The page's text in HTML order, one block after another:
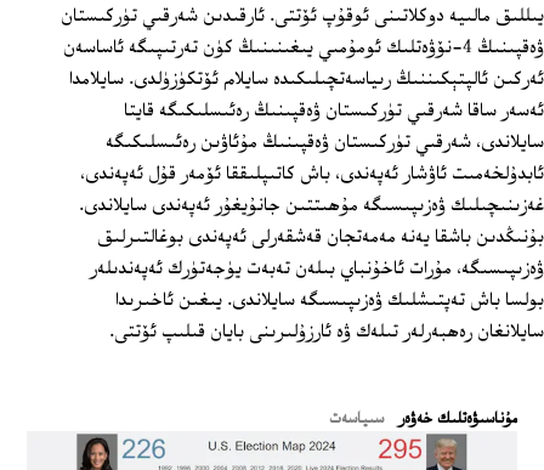
يىللىق مالىيە دوكلاتىنى ئوقۇپ ئۆتتى. ئارقىدىن شەرقىي تۈركىستان
ۋەقپىنىڭ 4-نۆۋەتلىك ئومۇمىي يىغىنىنىڭ كۈن تەرتىپىگە ئاساسەن
ئەركىن ئالپتېكىننىڭ رىياسەتچىلىكىدە سايلام ئۆتكۈزۈلدى. سايلامدا
ئەسەر ساقا شەرقىي تۈركىستان ۋەقپىنىڭ رەئىسلىكىگە قايتا
سايلاندى، شەرقىي تۈركىستان ۋەقپىنىڭ مۇئاۋىن رەئىسلىكىگە
ئابدۇلخەمىت ئاۋشار ئەپەندى، باش كاتىپلىققا ئۆمەر قۇل ئەپەندى،
غەزىنىچىلىك ۋەزىپىسىگە مۇھىتتىن جانۇيغۇر ئەپەندى سايلاندى.
بۇنىڭدىن باشقا يەنە مەمەتجان قەشقەرلى ئەپەندى بوغالتىرلىق
ۋەزىپىسىگە، مۇرات ئاخۇنباي بىلەن تەبەت يۈجەتۈرك ئەپەندىلەر
بولسا باش تەپتىشلىك ۋەزىپىسىگە سايلاندى. يىغىن ئاخىرىدا
سايلانغان رەھبەرلەر تىلەك ۋە ئارزۇلىرىنى بايان قىلىپ ئۆتتى.
ﻣﯘﻧﺎﺳﯩﯟﻩﺗﻠﯩﻚ ﺧﻪﯞﻩﺭ سىياسەت